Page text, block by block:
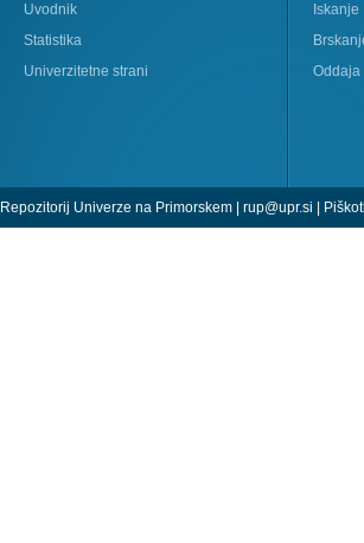
Uvodnik
Statistika
Univerzitetne strani
Iskanje
Oddaja
Repozitorij Univerze na Primorskem | rup@upr.si